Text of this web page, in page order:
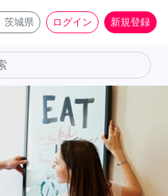
茨城県 ログイン 新規登録